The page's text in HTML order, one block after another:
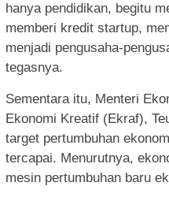
hanya pendidikan, begitu
memberi kredit startup,
menjadi pengusaha-
tegasnya.
Sementara itu, Menteri
Ekonomi Kreatif (Ekraf),
target pertumbuhan
tercapai. Menurutnya,
mesin pertumbuhan baru